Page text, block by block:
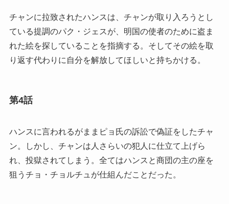
チャンに拉致されたハンスは、チャンが取り入ろうとし
ている提調のパク・ジェスが、明国の使者のために盗ま
れた絵を探していることを指摘する。そしてその絵を取
り返す代わりに自分を解放してほしいと持ちかける。
第4話
ハンスに言われるがままピョ氏の訴訟で偽証をしたチャ
ン。しかし、チャンは人さらいの犯人に仕立て上げら
れ、投獄されてしまう。全てはハンスと商団の主の座を
狙うチョ・チョルチュが仕組んだことだった。